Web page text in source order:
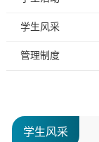
学生风采
管理制度
学生风采